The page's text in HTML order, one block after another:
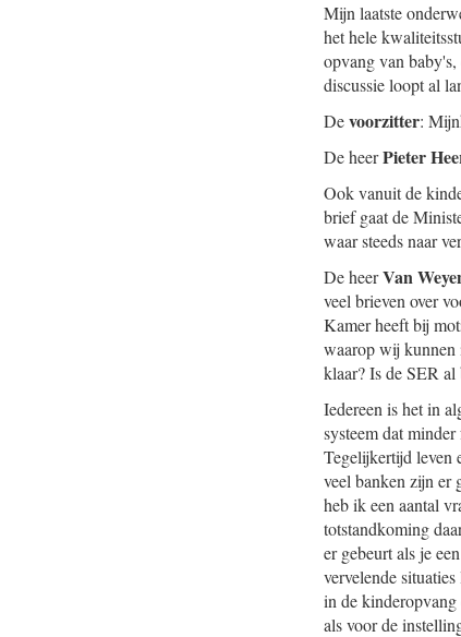
Mijn laatste
het hele
opvang van
discussie loopt al
Devoorzitter:
De heerPieter
Ook vanuit de
brief gaat de
waar steeds naar
De heerVan
veel brieven over
Kamer heeft bij
waarop wij kunnen
klaar? Is de SER al
Iedereen is het in
systeem dat
Tegelijkertijd leven
veel banken zijn er
heb ik een aantal
totstandkoming
er gebeurt als je
vervelende
in de
als voor de